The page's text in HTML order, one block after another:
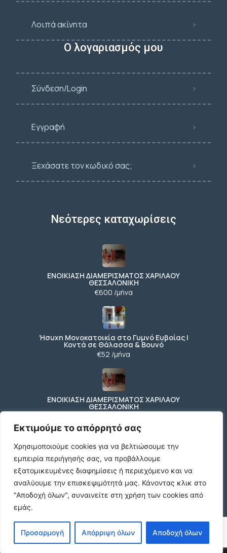
Εκτιμούμε το απόρρητό σας
Χρησιμοποιούμε cookies για να βελτιώσουμε την
εμπειρία περιήγησής σας, να προβάλλουμε
εξατομικευμένες διαφημίσεις ή περιεχόμενο και να
αναλύουμε την επισκεψιμότητά μας. Κάνοντας κλικ στο
"Αποδοχή όλων", συναινείτε στη χρήση των cookies από
εμάς.
Προσαρμογή Απόρριψη όλων Αποδοχή όλων
Λοιπά ακίνητα
Ο λογαριασμός μου
Σύνδεση/Login
Εγγραφή
Ξεχάσατε τον κωδικό σας;
Νεότερες καταχωρίσεις
ΕΝΟΙΚΙΑΣΗ ΔΙΑΜΕΡΙΣΜΑΤΟΣ ΧΑΡΙΛΑΟΥ
ΘΕΣΣΑΛΟΝΙΚΗ
€600 /μήνα
Ήσυχη Μονοκατοικία στο Γυμνό Ευβοίας |
Κοντά σε Θάλασσα & Βουνό
€52 /μήνα
ΕΝΟΙΚΙΑΣΗ ΔΙΑΜΕΡΙΣΜΑΤΟΣ ΧΑΡΙΛΑΟΥ
ΘΕΣΣΑΛΟΝΙΚΗ
Κωδικος ακινητου Μ480 καταστημα στον
Ευοσμο
€500 /μήνα
© 2026 agx.gr. All rights reserved.